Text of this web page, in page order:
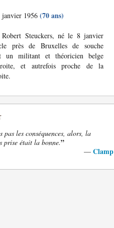
janvier 1956 (70 ans)
Robert Steuckers, né le 8 janvier
près de Bruxelles de souche
un militant et théoricien belge
et autrefois proche de la
pas les conséquences, alors, la
prise était la bonne.”
— Clamp